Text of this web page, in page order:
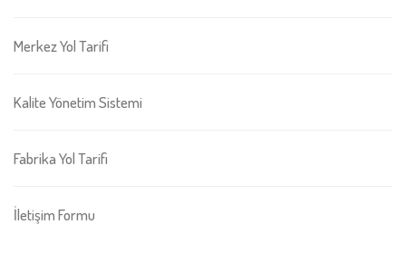
Merkez Yol Tarifi
Kalite Yönetim Sistemi
Fabrika Yol Tarifi
İletişim Formu